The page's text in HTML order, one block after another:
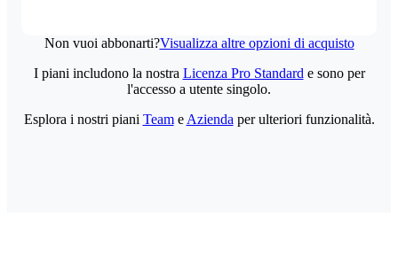
Non vuoi abbonarti?Visualizza altre opzioni di acquisto
I piani includono la nostra Licenza Pro Standard e sono per
l'accesso a utente singolo.
Esplora i nostri piani Teame Azienda per ulteriori funzionalità.